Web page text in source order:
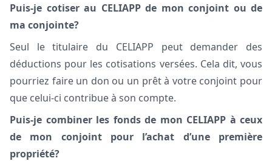
Puis-je cotiser au CELIAPP de mon conjoint ou de
ma conjointe?
Seul le titulaire du CELIAPP peut demander des
déductions pour les cotisations versées. Cela dit, vous
pourriez faire un don ou un prêt à votre conjoint pour
que celui-ci contribue à son compte.
Puis-je combiner les fonds de mon CELIAPP à ceux
de mon conjoint pour l’achat d’une première
propriété?